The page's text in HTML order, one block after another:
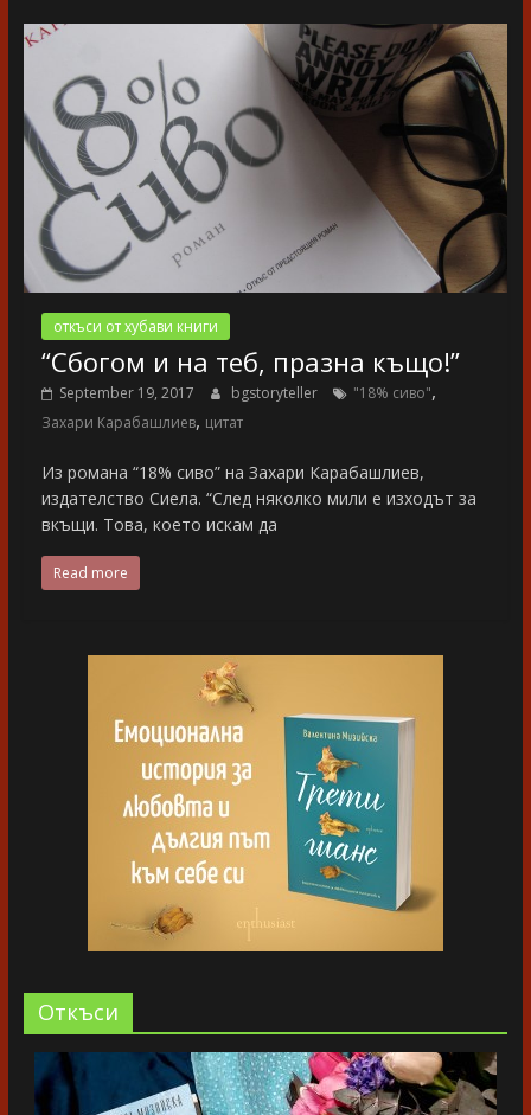
откъси от хубави книги
“Сбогом и на теб, празна къщо!”
September 19, 2017 bgstoryteller "18% сиво",
Захари Карабашлиев, цитат
Из романа “18% сиво” на Захари Карабашлиев,
издателство Сиела. “След няколко мили е изходът за
вкъщи. Това, което искам да
Read more
Oткъси